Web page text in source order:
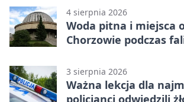
4 sierpnia 2026
Woda pitna i miejsca
Chorzowie podczas
3 sierpnia 2026
Ważna lekcja dla